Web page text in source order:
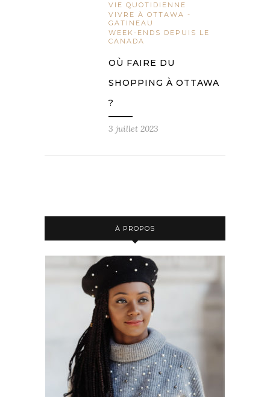
VIE QUOTIDIENNE
VIVRE À OTTAWA -
GATINEAU
WEEK-ENDS DEPUIS LE
CANADA
OÙ FAIRE DU
SHOPPING À OTTAWA
?
3 juillet 2023
À PROPOS